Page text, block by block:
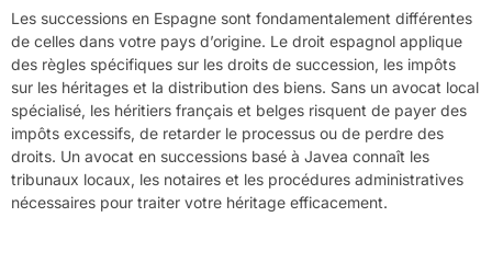
Les successions en Espagne sont fondamentalement différentes
de celles dans votre pays d’origine. Le droit espagnol applique
des règles spécifiques sur les droits de succession, les impôts
sur les héritages et la distribution des biens. Sans un avocat local
spécialisé, les héritiers français et belges risquent de payer des
impôts excessifs, de retarder le processus ou de perdre des
droits. Un avocat en successions basé à Javea connaît les
tribunaux locaux, les notaires et les procédures administratives
nécessaires pour traiter votre héritage efficacement.